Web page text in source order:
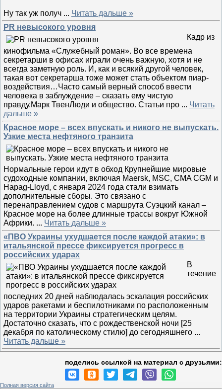
Ну так уж получ ... Читать дальше »
PR невысокого уровня
Кадр из
кинофильма «Служебный роман». Во все времена
секретарши в офисах играли очень важную, хотя и не
всегда заметную роль. И, как и всякий другой человек,
такая вот секретарша тоже может стать объектом пиар-
воздействия…Часто самый верный способ ввести
человека в заблуждение – сказать ему чистую
правду.Марк ТвенЛюди и общество. Статьи про ... Читать
дальше »
Красное море – всех впускать и никого не выпускать.
Узкие места нефтяного транзита
Нормальные герои идут в обход Крупнейшие мировые
судоходные компании, включая Maersk, MSC, CMA CGM и
Hapag-Lloyd, с января 2024 года стали взимать
дополнительные сборы. Это связано с
перенаправлением судов с маршрута Суэцкий канал –
Красное море на более длинные трассы вокруг Южной
Африки. ... Читать дальше »
«ПВО Украины ухудшается после каждой атаки»: в
итальянской прессе фиксируется прогресс в
российских ударах
В
течение
последних 20 дней наблюдалась эскалация российских
ударов ракетами и беспилотниками по расположенным
на территории Украины стратегическим целям.
Достаточно сказать, что с рождественской ночи [25
декабря по католическому стилю] до сегодняшнего ...
Читать дальше »
поделись ссылкой на материал c друзьями:
Полная версия сайта